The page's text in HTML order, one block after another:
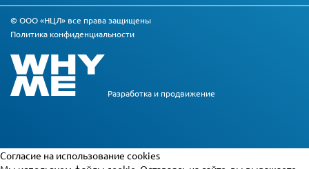
© ООО «НЦЛ» все права защищены
Политика конфиденциальности
Разработка и продвижение
Cогласие на использование cookies